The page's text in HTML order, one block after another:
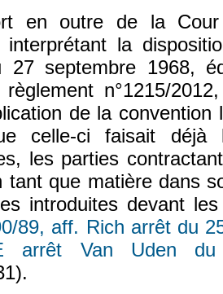
en outre de la
interprétant la
27 septembre 1968,
n°1215/
de la convention
celle-ci faisait déjà
les parties
tant que matière dans
introduites devant
89, aff. Rich arrêt du
arrêt Van Uden